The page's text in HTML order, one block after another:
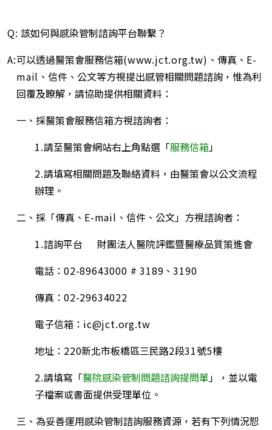
Q: 該如何與感染管制諮詢平台聯繫？
A:可以透過醫策會服務信箱(www.jct.org.tw) 、傳真、 E-
mail 、信件、公文等方視提出感管相關問題諮詢，惟為利
回覆及瞭解，請協助提供相關資料：
一、採醫策會服務信箱方視諮詢者：
1.請至醫策會網站右上角點選「服務信箱」
2.請填寫相關問題及聯絡資料，由醫策會以公文流程
辦理。
二、採「傳真、 E-mail 、信件、公文」方視諮詢者：
1.諮詢平台
財團法人醫院評鑑暨醫療品質策進會
電話： 02-89643000 # 3189 、3190
傳真： 02-29634022
電子信箱： ic@jct.org.tw
地址： 220新北市板橋區三民路2段31號5樓
2.請填寫「醫院感染管制問題諮詢提問單」，並以電
子檔案或書面提供受理單位。
三、為妥善運用感染管制諮詢服務資源，若有下列情況恕